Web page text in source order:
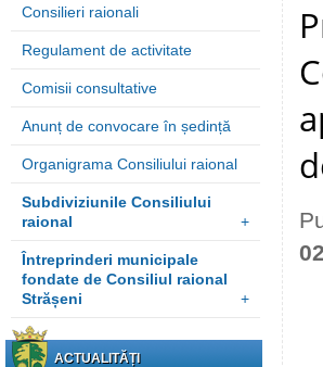
Consilieri raionali
Regulament de activitate
Comisii consultative
Anunț de convocare în ședință
Organigrama Consiliului raional
Subdiviziunile Consiliului
raional
+
Întreprinderi municipale
fondate de Consiliul raional
Strășeni
+
ACTUALITĂȚI